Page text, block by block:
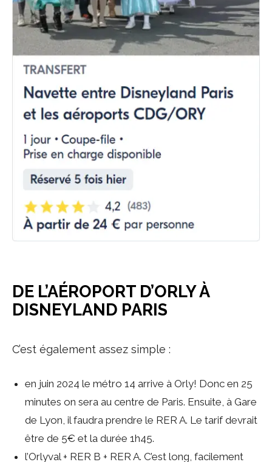
DE L’AÉROPORT D’ORLY À
DISNEYLAND PARIS
C’est également assez simple :
en juin 2024 le métro 14 arrive à Orly! Donc en 25
minutes on sera au centre de Paris. Ensuite, à Gare
de Lyon, il faudra prendre le RER A. Le tarif devrait
être de 5€ et la durée 1h45.
l’Orlyval + RER B + RER A. C’est long, facilement